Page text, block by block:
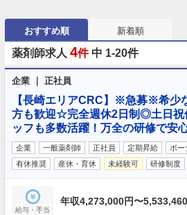
おすすめ順 新着順
薬剤師求人 4件 中 1-20件
企業 ｜ 正社員
【長崎エリアCRC】※急募※希少
方も歓迎☆完全週休2日制◎土日祝
ッフも多数活躍！万全の研修で安
企業 一般薬剤師 正社員 定期昇給 ボー
有休推奨
産休・育休 未経験可 研修制度
給与・手当
年収4,273,000円〜